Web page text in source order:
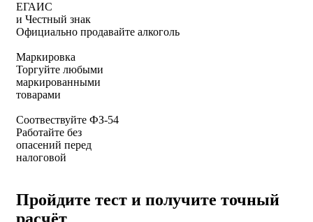
ЕГАИС
и Честный знак
Официально продавайте алкоголь
Маркировка
Торгуйте любыми
маркированными
товарами
Соотвествуйте ФЗ-54
Работайте без
опасений перед
налоговой
Пройдите тест и получите точный